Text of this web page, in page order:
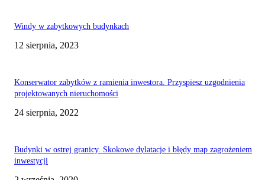
Windy w zabytkowych budynkach
12 sierpnia, 2023
Konserwator zabytków z ramienia inwestora. Przyspiesz uzgodnienia
projektowanych nieruchomości
24 sierpnia, 2022
Budynki w ostrej granicy. Skokowe dylatacje i błędy map zagrożeniem
inwestycji